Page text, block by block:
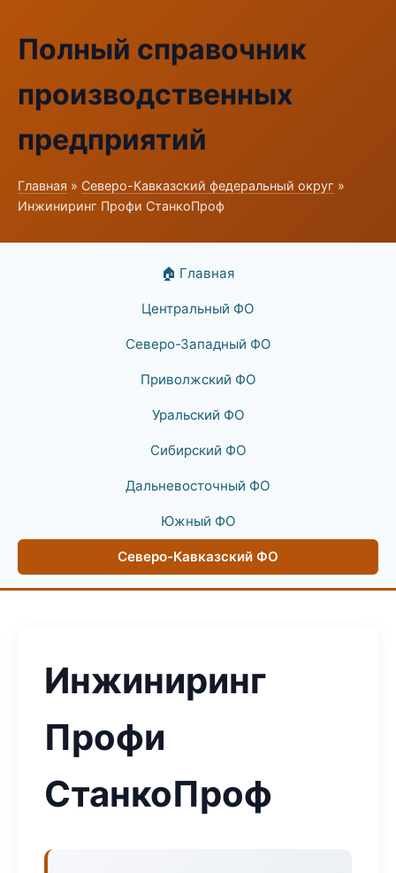
Полный справочник
производственных
предприятий
Главная » Северо-Кавказский федеральный округ »
Инжиниринг Профи СтанкоПроф
🏠 Главная
Центральный ФО
Северо-Западный ФО
Приволжский ФО
Уральский ФО
Сибирский ФО
Дальневосточный ФО
Южный ФО
Северо-Кавказский ФО
Инжиниринг
Профи
СтанкоПроф